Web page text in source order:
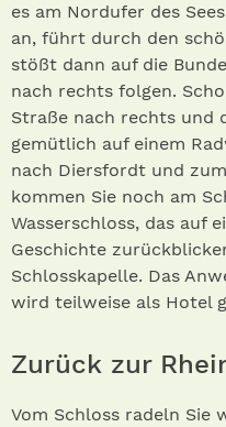
es am Nordufer des
an, führt durch den
stößt dann auf die
nach rechts folgen.
Straße nach rechts und
gemütlich auf einem
nach Diersfordt und
kommen Sie noch am
Wasserschloss, das auf
Geschichte
Schlosskapelle. Das
wird teilweise als Hotel
Zurück zur
Vom Schloss radeln Sie